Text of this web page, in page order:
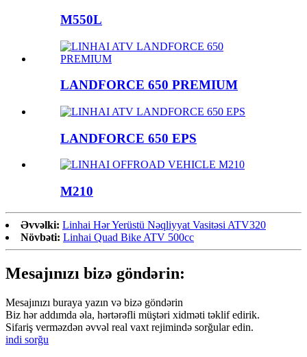
M550L
LANDFORCE 650 PREMIUM
LANDFORCE 650 EPS
M210
Əvvəlki: Linhai Hər Yerüstü Nəqliyyat Vasitəsi ATV320
Növbəti: Linhai Quad Bike ATV 500cc
Mesajınızı bizə göndərin:
Mesajınızı buraya yazın və bizə göndərin
Biz hər addımda əla, hərtərəfli müştəri xidməti təklif edirik.
Sifariş verməzdən əvvəl real vaxt rejimində sorğular edin.
indi sorğu